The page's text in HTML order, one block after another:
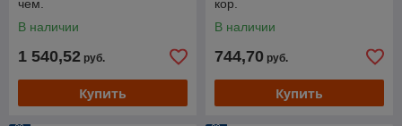
чем.
В наличии
1 540,52 руб.
Купить
кор.
В наличии
744,70 руб.
Купить